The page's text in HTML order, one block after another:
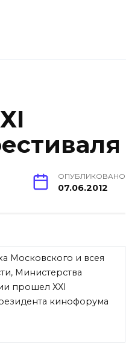
ОПУБЛИКОВАНО
07.06.2012
Московского и всея
Министерства
прошел ХХI
кинофорума